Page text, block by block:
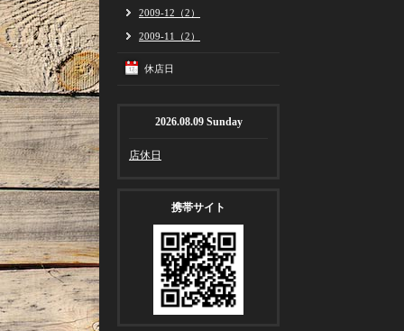
2009-12（2）
2009-11（2）
休店日
2026.08.09 Sunday
店休日
携帯サイト